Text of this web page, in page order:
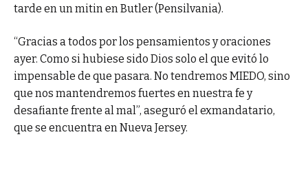
tarde en un mitin en Butler (Pensilvania).
“Gracias a todos por los pensamientos y oraciones
ayer. Como si hubiese sido Dios solo el que evitó lo
impensable de que pasara. No tendremos MIEDO, sino
que nos mantendremos fuertes en nuestra fe y
desafiante frente al mal”, aseguró el exmandatario,
que se encuentra en Nueva Jersey.